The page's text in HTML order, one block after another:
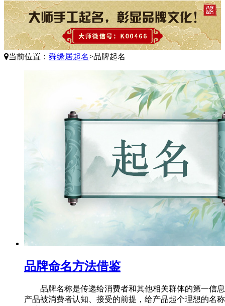
当前位置： 舜缘居起名>品牌起名
品牌命名方法借鉴
品牌名称是传递给消费者和其他相关群体的第一信
产品被消费者认知、接受的前提，给产品起个理想的名